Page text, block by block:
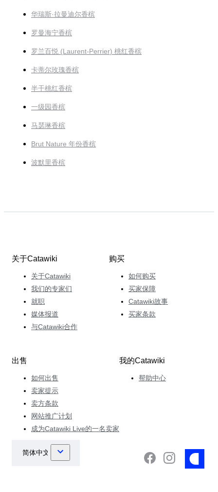
华瑞斯·拉曼迪尔香槟
罗曼海宁香槟
罗兰百悦 (Laurent-Perrier) 桃红香槟
卡蒂尔玫瑰香槟
半干桃红香槟
一级园香槟
马瑟琳香槟
Brut Nature 年份香槟
波默里香槟
关于Catawiki
关于Catawiki
我们的专家们
就职
媒体报道
与Catawiki合作
购买
如何购买
买家保障
Catawiki故事
买家条款
出售
如何出售
卖家提示
卖方条款
网站推广计划
成为Catawiki Live的一名卖家
我的Catawiki
帮助中心